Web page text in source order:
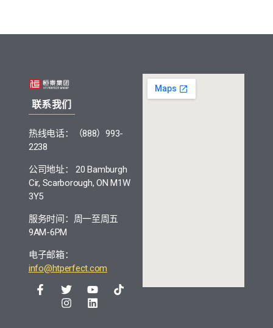
联系我们
热线电话：（888）993-
2238
公司地址： 20 Bamburgh
Cir, Scarborough, ON M1W
3Y5
服务时间：周一至周五
9AM-6PM
电子邮箱：
info@htperfect.com